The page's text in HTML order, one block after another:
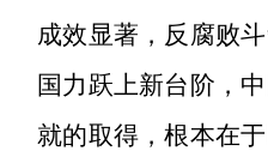
成效显著，反腐败
国力跃上新台阶，
就的取得，根本在